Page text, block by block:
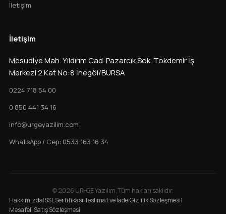
İletişim
İletişim
Mesudiye Mah. Yıldırım Cad. Pazarcık Sok. Tokdemir İş
Merkezi 2.Kat No:8 İnegöl/BURSA
0224 718 54 00
0 850 441 34 16
info@urgeyazilim.com
WhatsApp / Cep: 0533 163 16 34
© 2026 UR-GE Yazılım. Tüm hakları saklıdır.
Hakkımızda|SSL Sertifikası|Teslimat ve İade|Gizlilik Sözleşmesi|
Mesafeli Satış Sözleşmesi